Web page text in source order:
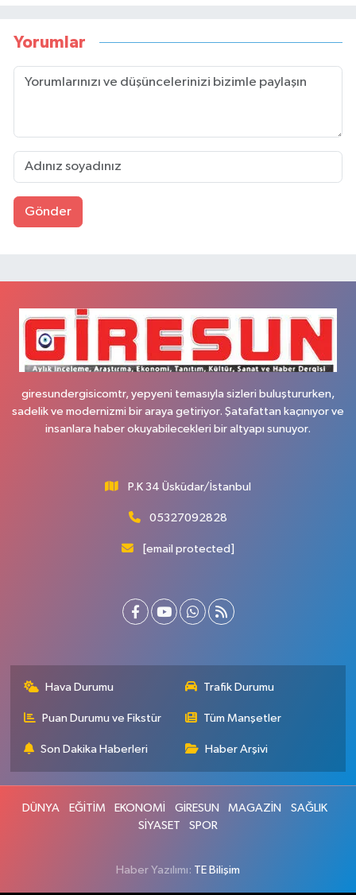
Yorumlar
Gönder
giresundergisicomtr, yepyeni temasıyla sizleri buluştururken,
sadelik ve modernizmi bir araya getiriyor. Şatafattan kaçınıyor ve
insanlara haber okuyabilecekleri bir altyapı sunuyor.
P.K 34 Üsküdar/İstanbul
05327092828
[email protected]
Hava Durumu Trafik Durumu
Puan Durumu ve Fikstür Tüm Manşetler
Son Dakika Haberleri Haber Arşivi
DÜNYA EĞİTİM EKONOMİ GİRESUN MAGAZİN
SAĞLIK
SİYASET
SPOR
Haber Yazılımı: TE Bilişim